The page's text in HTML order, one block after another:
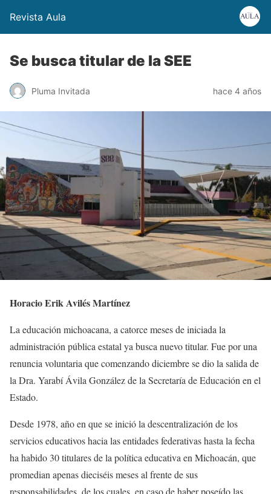
Revista Aula
Se busca titular de la SEE
Pluma Invitada hace 4 años
Horacio Erik Avilés Martínez
La educación michoacana, a catorce meses de iniciada la
administración pública estatal ya busca nuevo titular. Fue por una
renuncia voluntaria que comenzando diciembre se dio la salida de
la Dra. Yarabí Ávila González de la Secretaría de Educación en el
Estado.
Desde 1978, año en que se inició la descentralización de los
servicios educativos hacia las entidades federativas hasta la fecha
ha habido 30 titulares de la política educativa en Michoacán, que
promedian apenas dieciséis meses al frente de sus